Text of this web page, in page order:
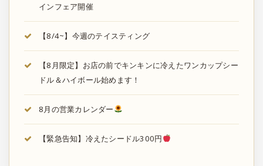
インフェア開催
【8/4~】今週のテイスティング
【8月限定】お店の前でキンキンに冷えたワンカップシー
ドル＆ハイボール始めます！
8月の営業カレンダー
【緊急告知】冷えたシードル300円